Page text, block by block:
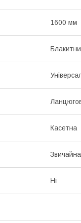
1600 мм
Касетна
Звичайна
Ні